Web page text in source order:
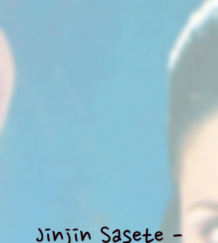
Jinjin Sasete -